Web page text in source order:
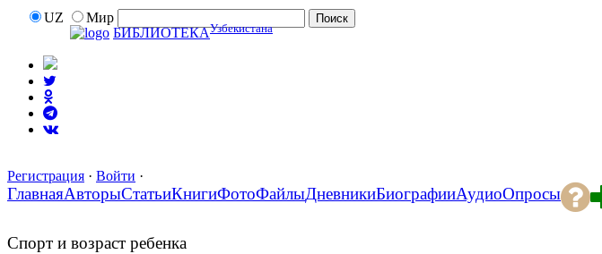
UZ
Мир
БИБЛИОТЕКАУзбекистана
Регистрация · Войти ·
ГлавнаяАвторыСтатьиКнигиФотоФайлыДневникиБиографииАудиоОпросы
Спорт и возраст ребенка